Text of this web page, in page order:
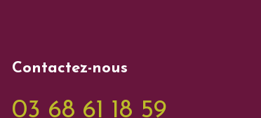
Contactez-nous
03 68 61 18 59